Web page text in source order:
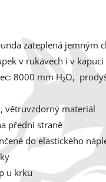
zateplená jemným
v rukávech i v kapuci
8000 mm H₂O, p
větruvzdorný materiál
přední straně
do elastického
u krku